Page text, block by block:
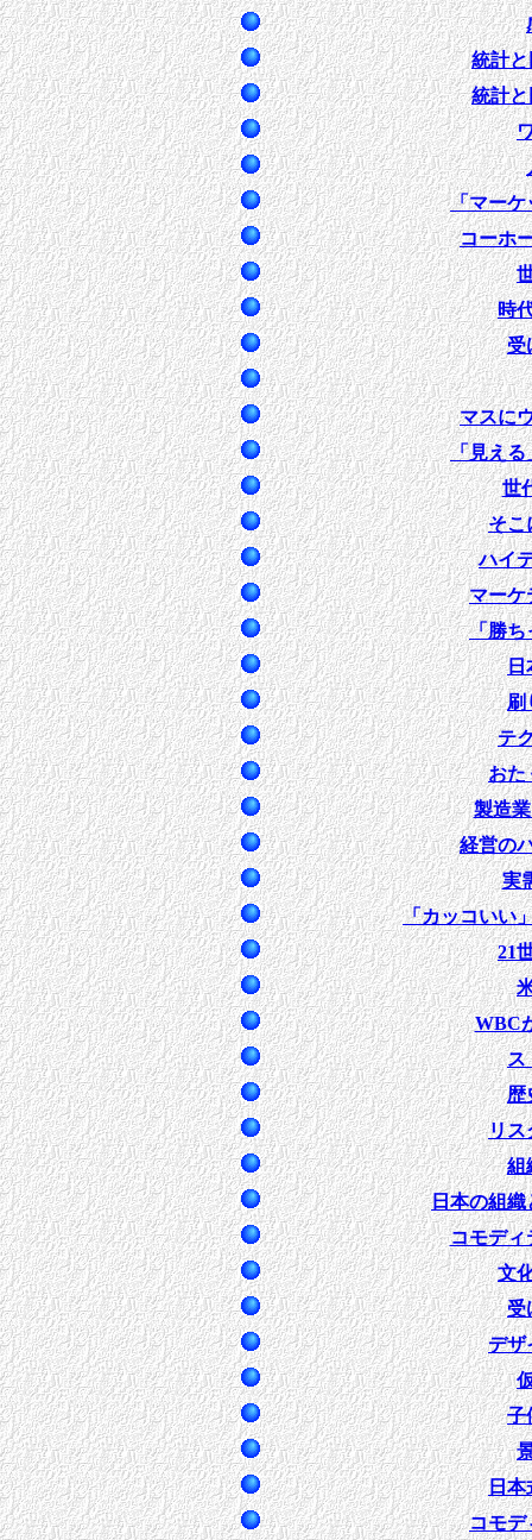
統計
統計
「マーケ
コーホ
時
受
マスに
「見える
世
そこ
ハイ
マーケ
「勝ち
日
刷
テ
おた
製造
経営の
実
「カッコいい
21
WBC
ス
歴
リス
組
日本の組織
コモディ
文
受
デザ
子
日本
コモデ